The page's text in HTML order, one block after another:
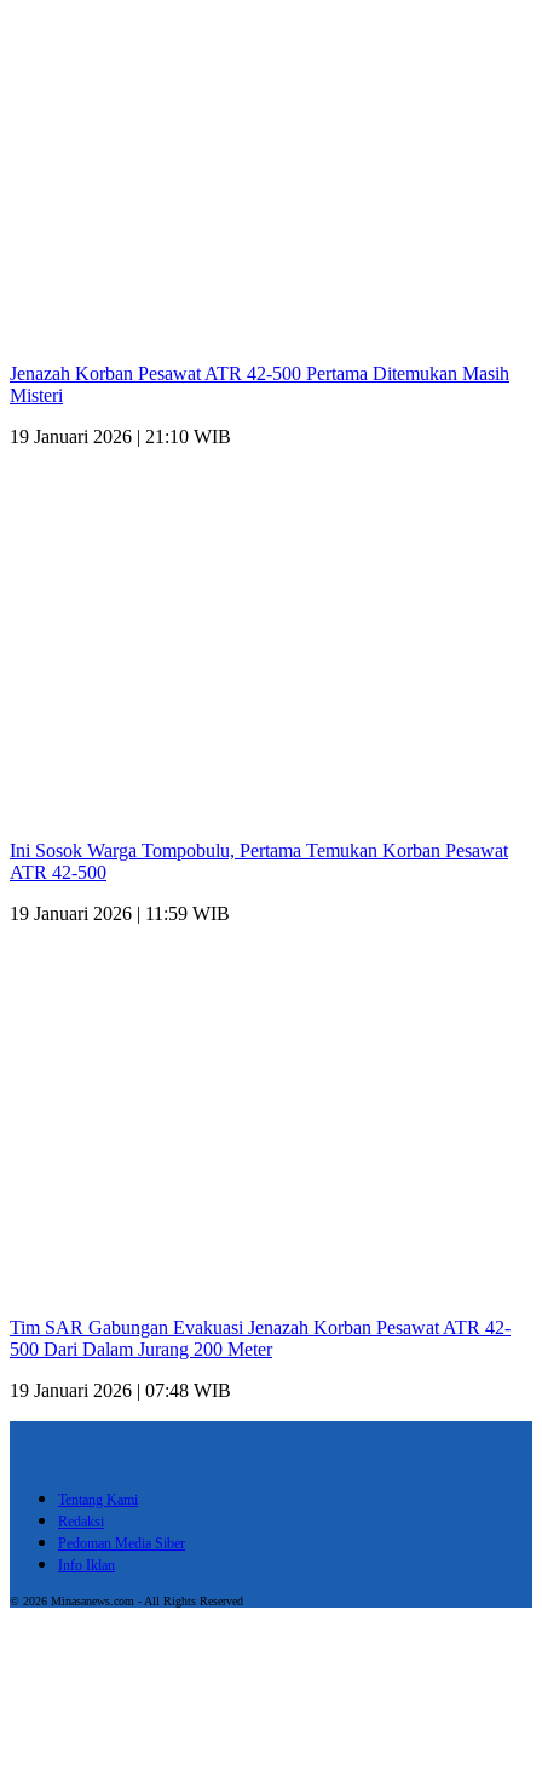
Jenazah Korban Pesawat ATR 42-500 Pertama Ditemukan Masih
Misteri
19 Januari 2026 | 21:10 WIB
Ini Sosok Warga Tompobulu, Pertama Temukan Korban Pesawat
ATR 42-500
19 Januari 2026 | 11:59 WIB
Tim SAR Gabungan Evakuasi Jenazah Korban Pesawat ATR 42-
500 Dari Dalam Jurang 200 Meter
19 Januari 2026 | 07:48 WIB
Tentang Kami
Redaksi
Pedoman Media Siber
Info Iklan
© 2026 Minasanews.com - All Rights Reserved